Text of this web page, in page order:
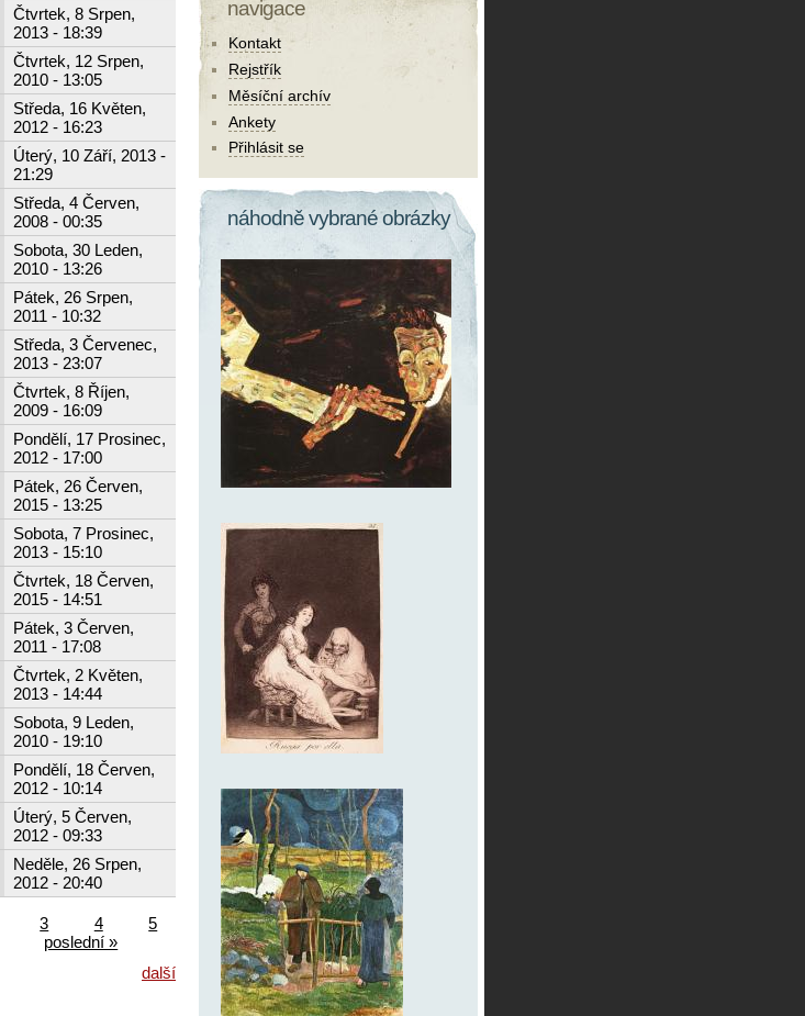
Čtvrtek, 8 Srpen,
2013 - 18:39
Čtvrtek, 12 Srpen,
2010 - 13:05
Středa, 16 Květen,
2012 - 16:23
Úterý, 10 Září, 2013 -
21:29
Středa, 4 Červen,
2008 - 00:35
Sobota, 30 Leden,
2010 - 13:26
Pátek, 26 Srpen,
2011 - 10:32
Středa, 3 Červenec,
2013 - 23:07
Čtvrtek, 8 Říjen,
2009 - 16:09
Pondělí, 17 Prosinec,
2012 - 17:00
Pátek, 26 Červen,
2015 - 13:25
Sobota, 7 Prosinec,
2013 - 15:10
Čtvrtek, 18 Červen,
2015 - 14:51
Pátek, 3 Červen,
2011 - 17:08
Čtvrtek, 2 Květen,
2013 - 14:44
Sobota, 9 Leden,
2010 - 19:10
Pondělí, 18 Červen,
2012 - 10:14
Úterý, 5 Červen,
2012 - 09:33
Neděle, 26 Srpen,
2012 - 20:40
3 4
5
poslední »
další
navigace
Kontakt
Rejstřík
Měsíční archív
Ankety
Přihlásit se
náhodně vybrané obrázky